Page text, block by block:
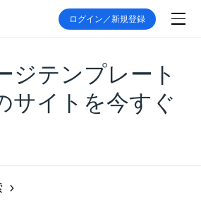
ログイン／新規登録
ジテンプレート
サイトを今すぐ